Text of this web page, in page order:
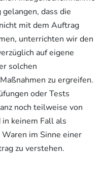
dass die
mit dem Auftrag
unterrichten wir den
auf eigene
solchen
zu ergreifen.
oder Tests
noch teilweise von
keinem Fall als
im Sinne einer
zu verstehen.